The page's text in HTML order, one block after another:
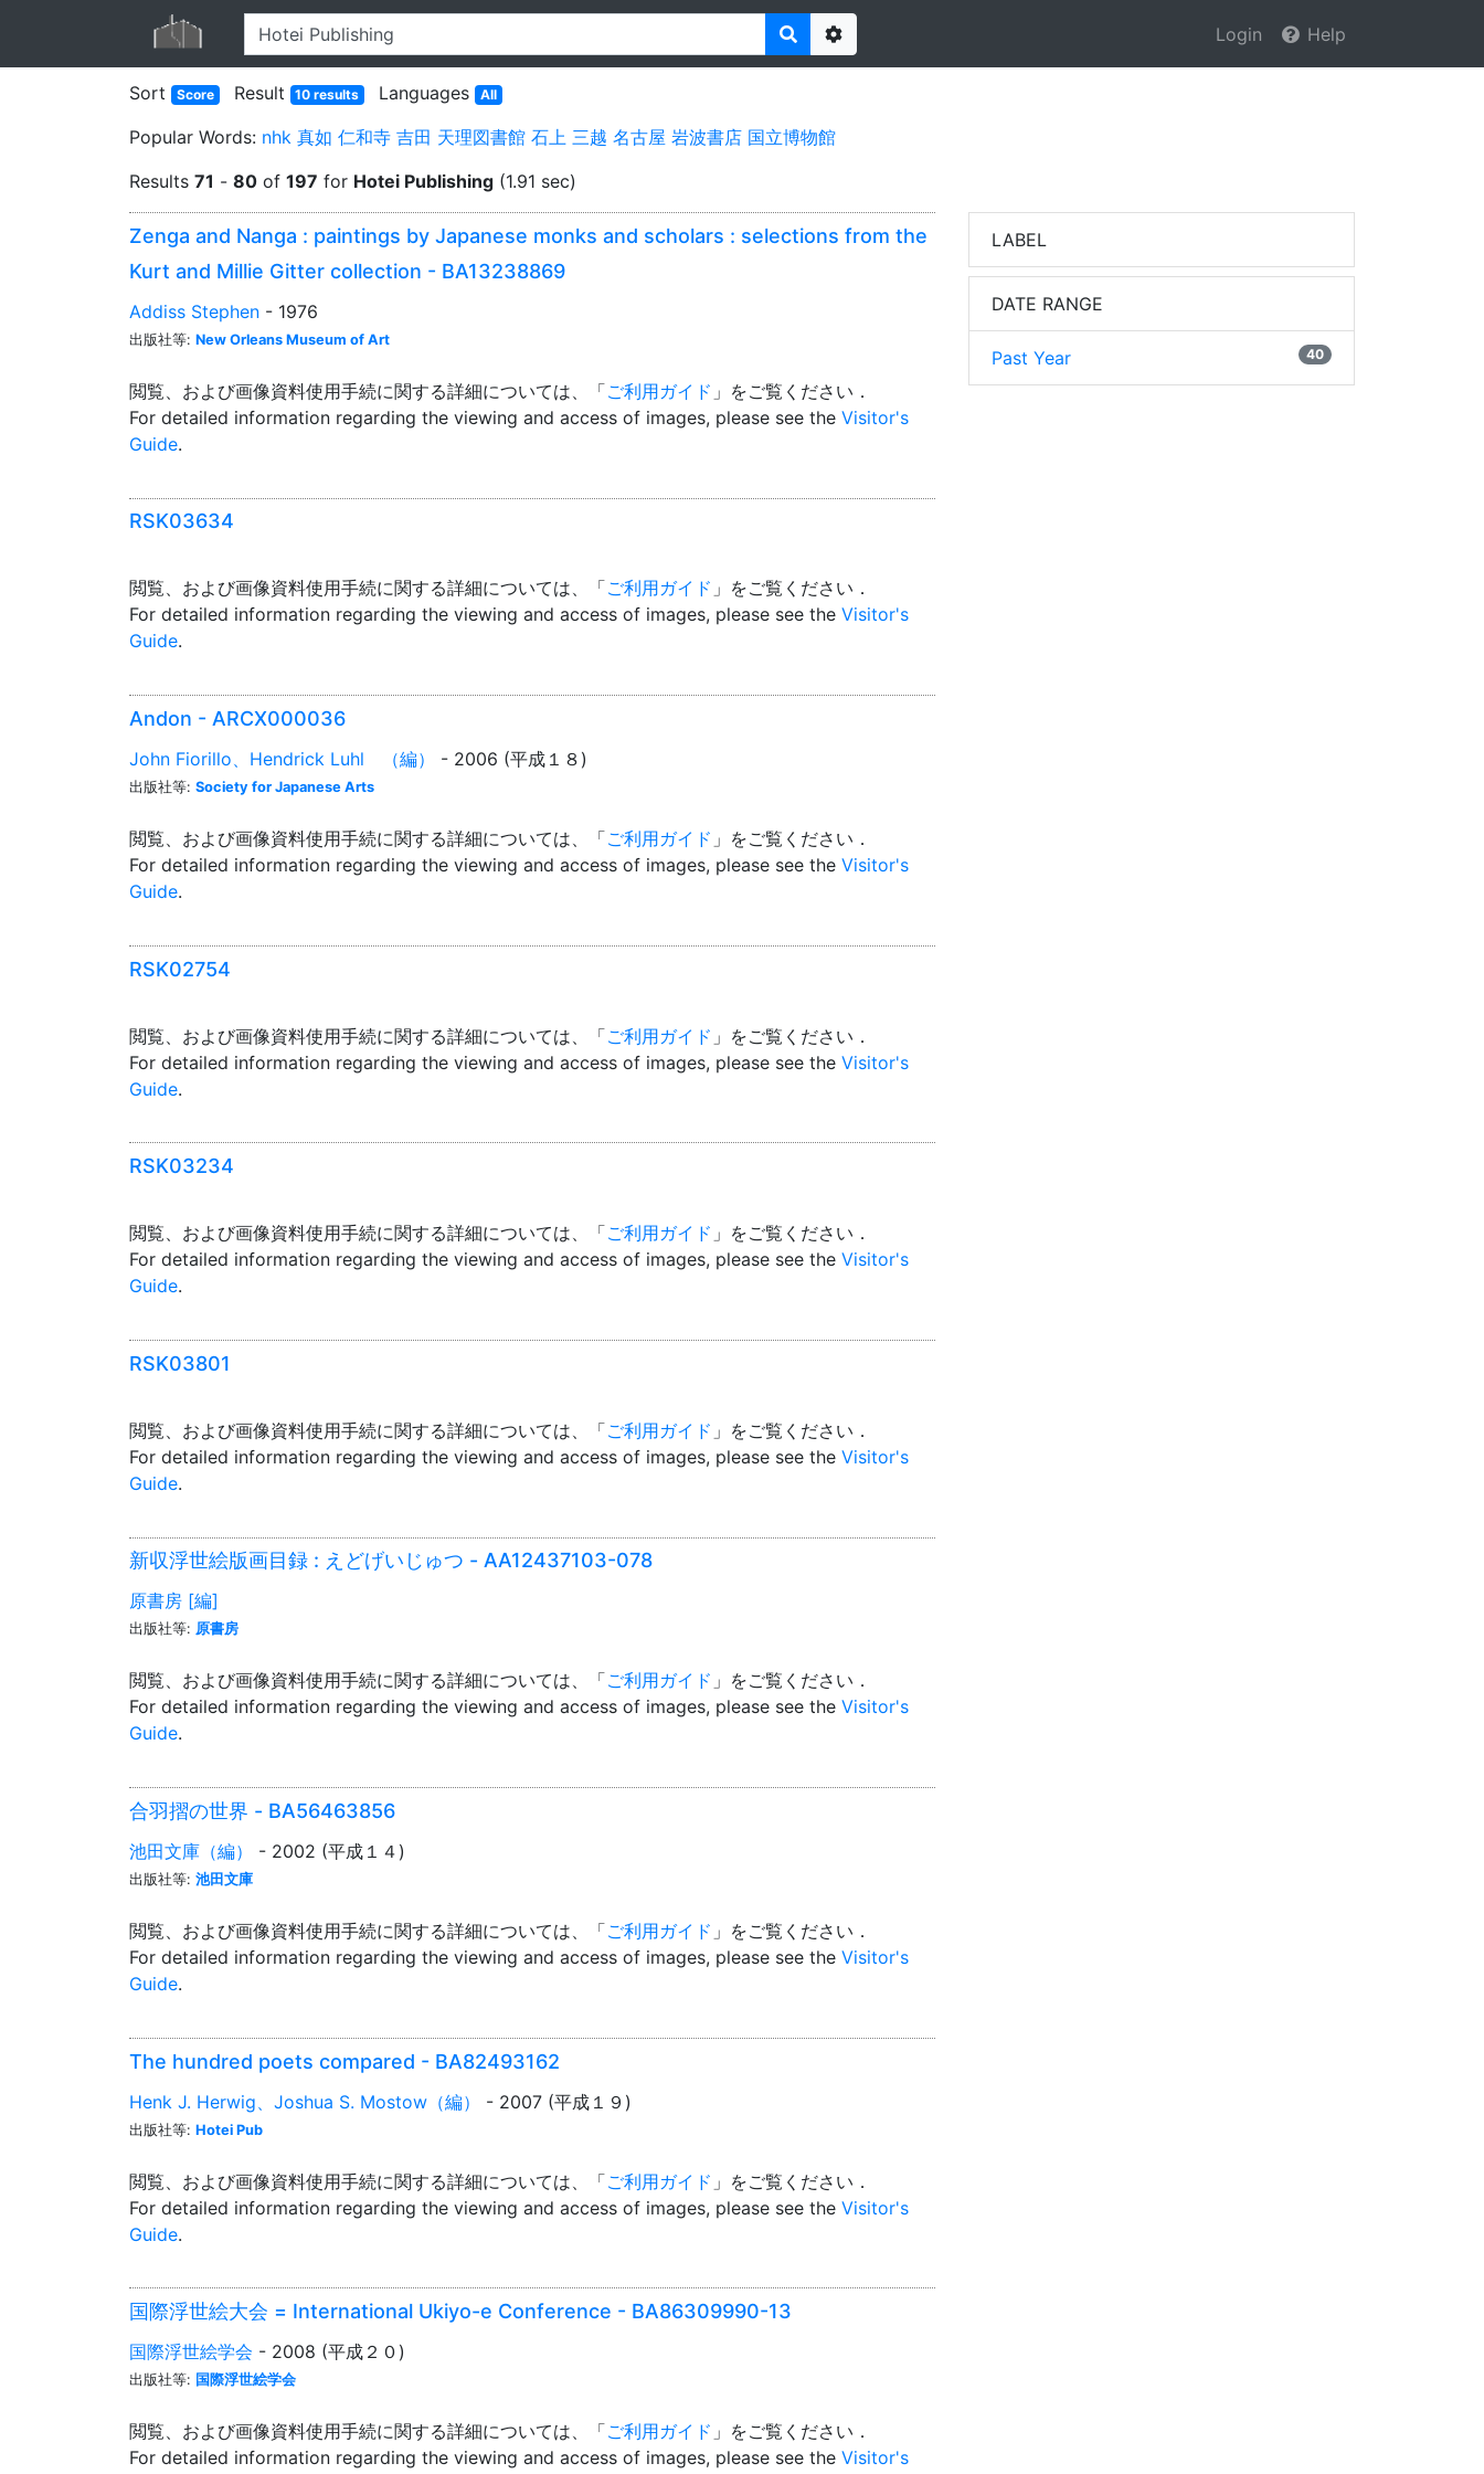
Options
Login Help
Sort Score Result 10 results Languages All
Popular Words: nhk 真如 仁和寺 吉田 天理図書館 石上 三越 名古屋 岩波書店 国立博物館
Results 71 - 80 of 197 for Hotei Publishing (1.91 sec)
Zenga and Nanga : paintings by Japanese monks and scholars : selections from the
Kurt and Millie Gitter collection - BA13238869
Addiss Stephen - 1976
出版社等: New Orleans Museum of Art
閲覧、および画像資料使用手続に関する詳細については、「ご利用ガイド 」をご覧ください．
For detailed information regarding the viewing and access of images, please see the Visitor's
Guide.
RSK03634
閲覧、および画像資料使用手続に関する詳細については、「ご利用ガイド 」をご覧ください．
For detailed information regarding the viewing and access of images, please see the Visitor's
Guide.
Andon - ARCX000036
John Fiorillo、Hendrick Luhl （編） - 2006 (平成１８)
出版社等: Society for Japanese Arts
閲覧、および画像資料使用手続に関する詳細については、「ご利用ガイド 」をご覧ください．
For detailed information regarding the viewing and access of images, please see the Visitor's
Guide.
RSK02754
閲覧、および画像資料使用手続に関する詳細については、「ご利用ガイド 」をご覧ください．
For detailed information regarding the viewing and access of images, please see the Visitor's
Guide.
RSK03234
閲覧、および画像資料使用手続に関する詳細については、「ご利用ガイド 」をご覧ください．
For detailed information regarding the viewing and access of images, please see the Visitor's
Guide.
RSK03801
閲覧、および画像資料使用手続に関する詳細については、「ご利用ガイド 」をご覧ください．
For detailed information regarding the viewing and access of images, please see the Visitor's
Guide.
新収浮世絵版画目録 : えどげいじゅつ - AA12437103-078
原書房 [編]
出版社等: 原書房
閲覧、および画像資料使用手続に関する詳細については、「ご利用ガイド 」をご覧ください．
For detailed information regarding the viewing and access of images, please see the Visitor's
Guide.
合羽摺の世界 - BA56463856
池田文庫（編） - 2002 (平成１４)
出版社等: 池田文庫
閲覧、および画像資料使用手続に関する詳細については、「ご利用ガイド 」をご覧ください．
For detailed information regarding the viewing and access of images, please see the Visitor's
Guide.
The hundred poets compared - BA82493162
Henk J. Herwig、Joshua S. Mostow（編） - 2007 (平成１９)
出版社等: Hotei Pub
閲覧、および画像資料使用手続に関する詳細については、「ご利用ガイド 」をご覧ください．
For detailed information regarding the viewing and access of images, please see the Visitor's
Guide.
国際浮世絵大会 = International Ukiyo-e Conference - BA86309990-13
国際浮世絵学会 - 2008 (平成２０)
出版社等: 国際浮世絵学会
閲覧、および画像資料使用手続に関する詳細については、「ご利用ガイド 」をご覧ください．
For detailed information regarding the viewing and access of images, please see the Visitor's
LABEL
DATE RANGE
Past Year 40